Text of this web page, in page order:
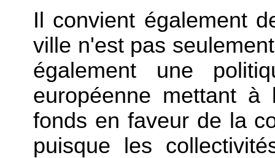
Il convient également
ville n'est pas
également une
européenne mettant
fonds en faveur de la
puisque les